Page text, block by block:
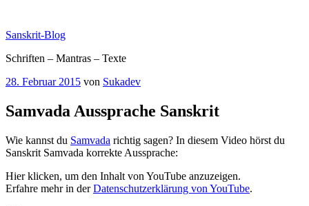
springen
Sanskrit-Blog
Schriften – Mantras – Texte
Veröffentlicht
28. Februar 2015 von Sukadev
Samvada Aussprache Sanskrit
Wie kannst du Samvada richtig sagen? In diesem Video hörst du
Sanskrit Samvada korrekte Aussprache:
„Samvada
Pronunciation
Sanskrit
Hier klicken, um den Inhalt von YouTube anzuzeigen.
Erfahre mehr in derDatenschutzerklärung von YouTube.